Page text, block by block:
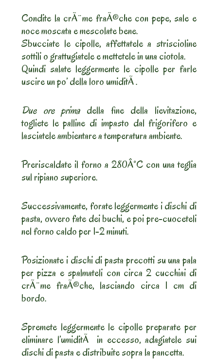
Condite la crÃ¨me fraÃ®che con pepe, sale e
noce moscata e mescolate bene.
Sbucciate le cipolle, affettatele a striscioline
sottili o grattugiatele e mettetele in una ciotola.
Quindi salate leggermente le cipolle per farle
uscire un po’ della loro umiditÃ .
Due ore primadella fine della lievitazione,
togliete le palline di impasto dal frigorifero e
lasciatele ambientare a temperatura ambiente.
Preriscaldate il forno a 280Â°C con una teglia
sul ripiano superiore.
Successivamente, forate leggermente i dischi di
pasta, ovvero fate dei buchi, e poi pre-cuoceteli
nel forno caldo per 1-2 minuti.
Posizionate i dischi di pasta precotti su una pala
per pizza e spalmateli con circa 2 cucchiai di
crÃ¨me fraÃ®che, lasciando circa 1 cm di
bordo.
Spremete leggermente le cipolle preparate per
eliminare l’umiditÃ in eccesso, adagiatele sui
dischi di pasta e distribuite sopra la pancetta.